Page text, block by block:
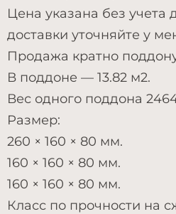
Цена указана без учета
доставки уточняйте у
Продажа кратно
В поддоне — 13.82 м2.
Вес одного поддона
Размер:
260 × 160 × 80 мм.
160 × 160 × 80 мм.
160 × 160 × 80 мм.
Класс по прочности на